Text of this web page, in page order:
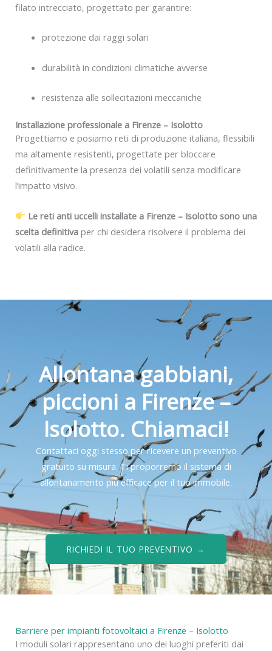
filato intrecciato, progettato per garantire:
protezione dai raggi solari
durabilità in condizioni climatiche avverse
resistenza alle sollecitazioni meccaniche
Installazione professionale a Firenze – Isolotto
Progettiamo e posiamo reti di produzione italiana, flessibili
ma altamente resistenti, progettate per bloccare
definitivamente la presenza dei volatili senza modificare
l’impatto visivo.
Le reti anti uccelli installate a Firenze – Isolotto sono una
scelta definitiva per chi desidera risolvere il problema dei
volatili alla radice.
Allontana gabbiani,
piccioni a Firenze –
Isolotto. Chiamaci!
Contattaci oggi stesso per ricevere un preventivo
gratuito su misura. Ti proporremo il sistema di
allontanamento più efficace per il tuo immobile.
RICHIEDI IL TUO PREVENTIVO →
Barriere per impianti fotovoltaici a Firenze – Isolotto
I moduli solari rappresentano uno dei luoghi preferiti dai